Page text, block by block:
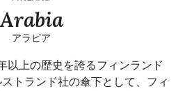
Arabia
アラビア
以上の歴史を誇るフィンランド
トランド社の傘下として、フィ